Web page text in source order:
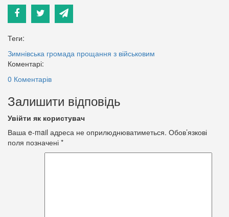
Теги:
Зимнівська громада прощання з військовим
Коментарі:
0 Коментарів
Залишити відповідь
Увійти як користувач
Ваша e-mail адреса не оприлюднюватиметься. Обов’язкові
поля позначені *